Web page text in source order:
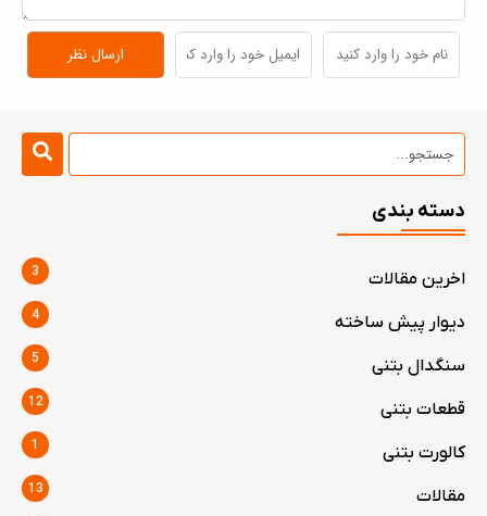
دسته بندی
اخرین مقالات 3
دیوار پیش ساخته 4
سنگدال بتنی 5
قطعات بتنی 12
کالورت بتنی 1
مقالات 13